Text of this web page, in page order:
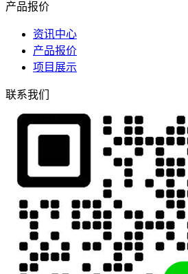
产品报价
资讯中心
产品报价
项目展示
联系我们